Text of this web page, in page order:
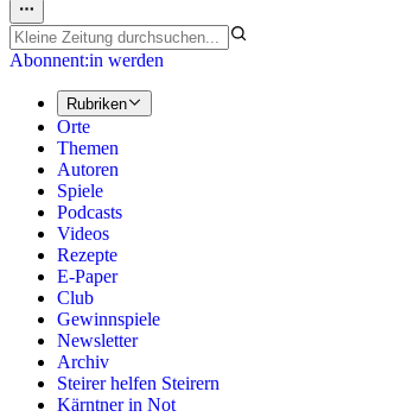
Abonnent:in werden
Rubriken
Orte
Themen
Autoren
Spiele
Podcasts
Videos
Rezepte
E-Paper
Club
Gewinnspiele
Newsletter
Archiv
Steirer helfen Steirern
Kärntner in Not